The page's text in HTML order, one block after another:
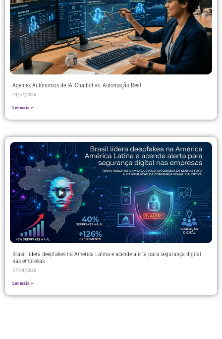
Agentes Autônomos de IA: Chatbot vs. Automação Real
24/07/2026
Ler mais >
Brasil lidera deepfakes na América Latina e acende alerta para segurança digital
nas empresas
17/04/2026
Ler mais >